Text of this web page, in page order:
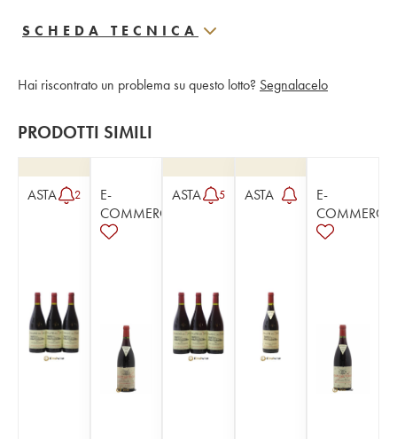
SCHEDA TECNICA
Hai riscontrato un problema su questo lotto? Segnalacelo
PRODOTTI SIMILI
ASTA 2
E-
COMMERCE
ASTA 5 ASTA
E-
COMMERCE